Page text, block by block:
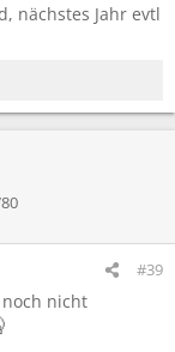
nächstes Jahr evtl
#39
nicht